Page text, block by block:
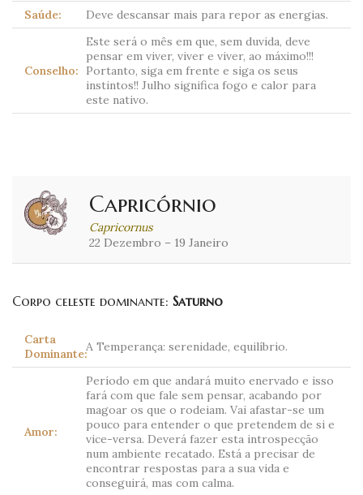
Saúde: Deve descansar mais para repor as energias.
Conselho:
Este será o mês em que, sem duvida, deve
pensar em viver, viver e viver, ao máximo!!!
Portanto, siga em frente e siga os seus
instintos!! Julho significa fogo e calor para
este nativo.
Capricórnio
Capricornus
22 Dezembro – 19 Janeiro
Corpo celeste dominante: Saturno
Carta
Dominante:A Temperança: serenidade, equilíbrio.
Amor:
Período em que andará muito enervado e isso
fará com que fale sem pensar, acabando por
magoar os que o rodeiam. Vai afastar-se um
pouco para entender o que pretendem de si e
vice-versa. Deverá fazer esta introspecção
num ambiente recatado. Está a precisar de
encontrar respostas para a sua vida e
conseguirá, mas com calma.